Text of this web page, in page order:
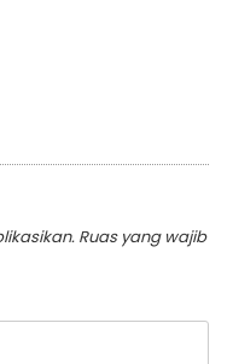
Ruas yang wajib